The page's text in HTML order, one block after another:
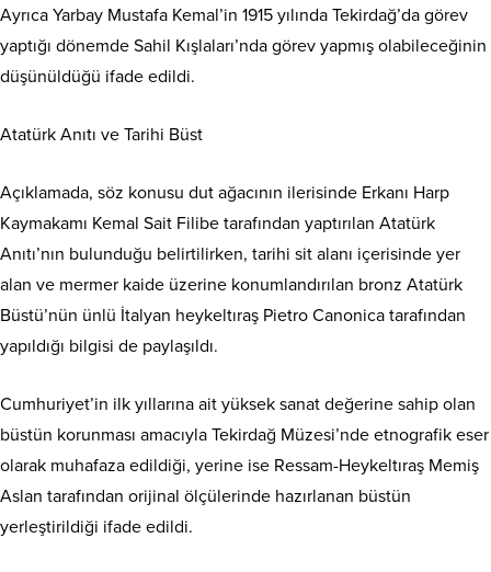
Ayrıca Yarbay Mustafa Kemal’in 1915 yılında Tekirdağ’da görev
yaptığı dönemde Sahil Kışlaları’nda görev yapmış olabileceğinin
düşünüldüğü ifade edildi.
Atatürk Anıtı ve Tarihi Büst
Açıklamada, söz konusu dut ağacının ilerisinde Erkanı Harp
Kaymakamı Kemal Sait Filibe tarafından yaptırılan Atatürk
Anıtı’nın bulunduğu belirtilirken, tarihi sit alanı içerisinde yer
alan ve mermer kaide üzerine konumlandırılan bronz Atatürk
Büstü’nün ünlü İtalyan heykeltıraş Pietro Canonica tarafından
yapıldığı bilgisi de paylaşıldı.
Cumhuriyet’in ilk yıllarına ait yüksek sanat değerine sahip olan
büstün korunması amacıyla Tekirdağ Müzesi’nde etnografik eser
olarak muhafaza edildiği, yerine ise Ressam-Heykeltıraş Memiş
Aslan tarafından orijinal ölçülerinde hazırlanan büstün
yerleştirildiği ifade edildi.